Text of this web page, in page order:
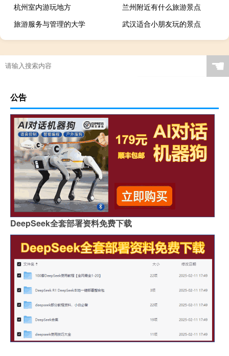
杭州室内游玩地方
兰州附近有什么旅游景点
旅游服务与管理的大学
武汉适合小朋友玩的景点
☚
公告
DeepSeek全套部署资料免费下载